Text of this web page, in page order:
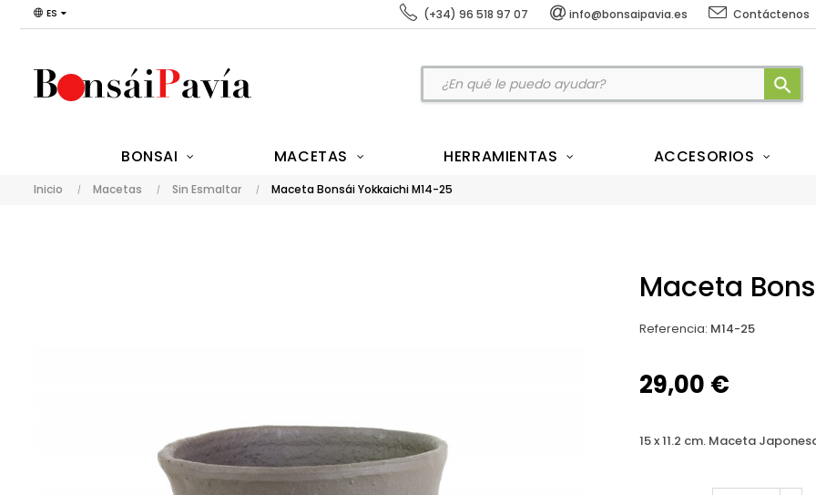
ES (+34) 96 518 97 07 info@bonsaipavia.es Contáctenos
search
BONSAI MACETAS HERRAMIENTAS ACCESORIOS
Inicio Macetas Sin Esmaltar Maceta Bonsái Yokkaichi M14-25
Maceta
Referencia: M14-25
29,00 €
15 x 11.2 cm. Maceta